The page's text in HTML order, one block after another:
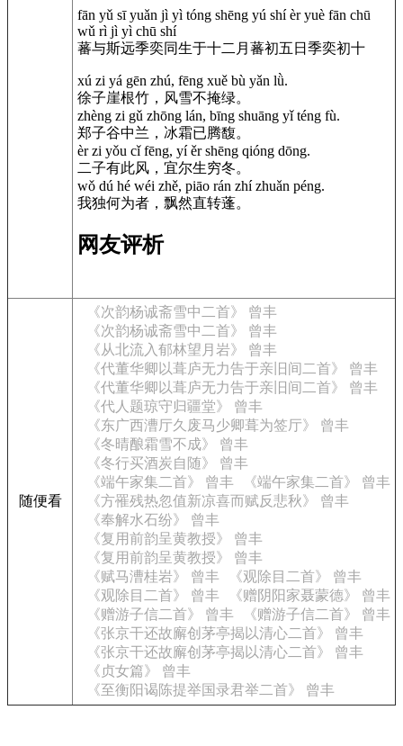
fān yǔ sī yuǎn jì yì tóng shēng yú shí èr yuè fān chū
wǔ rì jì yì chū shí
蕃与斯远季奕同生于十二月蕃初五日季奕初十
xú zi yá gēn zhú, fēng xuě bù yǎn lǜ.
徐子崖根竹，风雪不掩绿。
zhèng zi gǔ zhōng lán, bīng shuāng yǐ téng fù.
郑子谷中兰，冰霜已腾馥。
èr zi yǒu cǐ fēng, yí ěr shēng qióng dōng.
二子有此风，宜尔生穷冬。
wǒ dú hé wéi zhě, piāo rán zhí zhuǎn péng.
我独何为者，飘然直转蓬。
网友评析
随便看
《次韵杨诚斋雪中二首》 曾丰
《次韵杨诚斋雪中二首》 曾丰
《从北流入郁林望月岩》 曾丰
《代董华卿以葺庐无力告于亲旧间二首》 曾丰
《代董华卿以葺庐无力告于亲旧间二首》 曾丰
《代人题琼守归疆堂》 曾丰
《东广西漕厅久废马少卿葺为签厅》 曾丰
《冬晴酿霜雪不成》 曾丰
《冬行买酒炭自随》 曾丰
《端午家集二首》 曾丰
《端午家集二首》 曾丰
《方罹残热忽值新凉喜而赋反悲秋》 曾丰
《奉解水石纷》 曾丰
《复用前韵呈黄教授》 曾丰
《复用前韵呈黄教授》 曾丰
《赋马漕桂岩》 曾丰
《观除目二首》 曾丰
《观除目二首》 曾丰
《赠阴阳家聂蒙德》 曾丰
《赠游子信二首》 曾丰
《赠游子信二首》 曾丰
《张京干还故廨创茅亭揭以清心二首》 曾丰
《张京干还故廨创茅亭揭以清心二首》 曾丰
《贞女篇》 曾丰
《至衡阳谒陈提举国录君举二首》 曾丰